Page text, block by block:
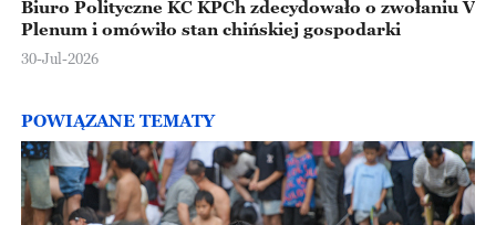
Biuro Polityczne KC KPCh zdecydowało o zwołaniu V
Plenum i omówiło stan chińskiej gospodarki
30-Jul-2026
POWIĄZANE TEMATY